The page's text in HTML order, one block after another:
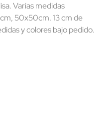
Varias medidas
50x50cm. 13 cm de
y colores bajo pedido.